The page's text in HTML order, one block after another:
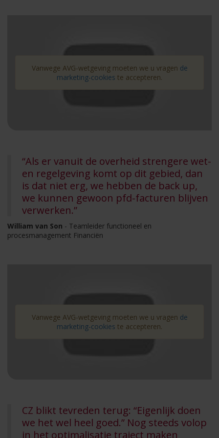
Vanwege AVG-wetgeving moeten we u vragen de
marketing-cookies te accepteren.
“Als er vanuit de overheid strengere wet-
en regelgeving komt op dit gebied, dan
is dat niet erg, we hebben de back up,
we kunnen gewoon pfd-facturen blijven
verwerken.”
William van Son - Teamleider functioneel en
procesmanagement Financiën
Vanwege AVG-wetgeving moeten we u vragen de
marketing-cookies te accepteren.
CZ blikt tevreden terug: “Eigenlijk doen
we het wel heel goed.” Nog steeds volop
in het optimalisatie traject maken